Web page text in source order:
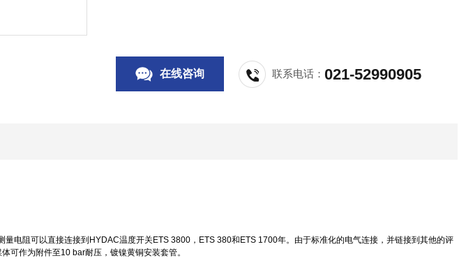
在线咨询 联系电话：021-52990905
电阻可以直接连接到HYDAC温度开关ETS 3800，ETS 380和ETS 1700年。由于标准化的电气连接，并链接到其他的评
可作为附件至10 bar耐压，镀镍黄铜安装套管。